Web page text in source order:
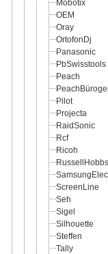
Mobotix
OEM
Oray
OrtofonDj
Panasonic
PbSwisstools
Peach
Pilot
Projecta
RaidSonic
Rcf
Ricoh
RussellHobbs
ScreenLine
Seh
Sigel
Silhouette
Steffen
Tally